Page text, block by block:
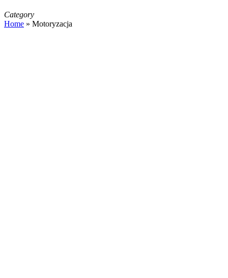
Category
Home » Motoryzacja